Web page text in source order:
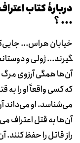
دربارۀ کتاب
... ؟
گیرند... ژولی و
آن‌ها همگی آرزوی مرگ
که کسی واقعاً او را
می‌شناسد. او می‌داند
آن‌ها به قتل اعتراف
راز قاتل را حفظ